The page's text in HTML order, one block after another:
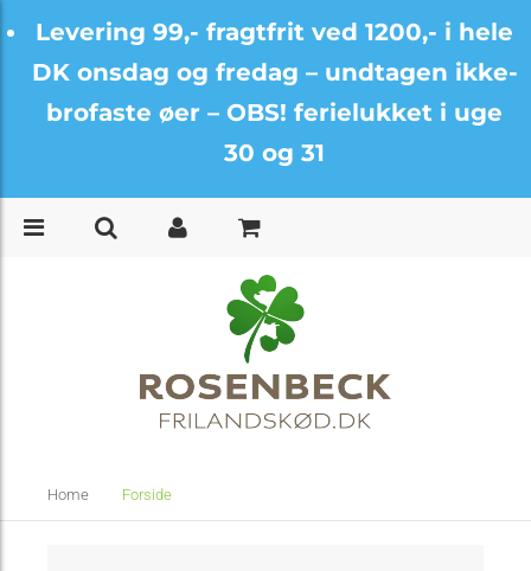
Levering 99,- fragtfrit ved 1200,- i hele
DK onsdag og fredag – undtagen ikke-
brofaste øer – OBS! ferielukket i uge
30 og 31
Home Forside